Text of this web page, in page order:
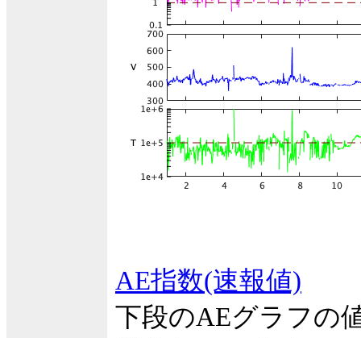
AE指数(速報値)
下段のAEグラフの